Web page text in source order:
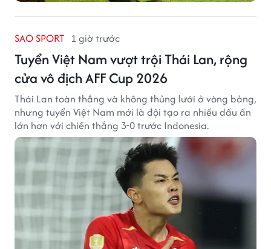
SAO SPORT 1 giờ trước
Tuyển Việt Nam vượt trội Thái Lan, rộng
cửa vô địch AFF Cup 2026
Thái Lan toàn thắng và không thủng lưới ở vòng bảng,
nhưng tuyển Việt Nam mới là đội tạo ra nhiều dấu ấn
lớn hơn với chiến thắng 3-0 trước Indonesia.